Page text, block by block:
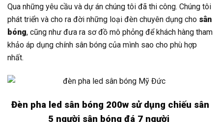
Qua những yêu cầu và dự án chúng tôi đã thi công. Chúng tôi
phát triển và cho ra đời những loại đèn chuyên dụng cho sân
bóng, cũng như đưa ra sơ đồ mô phỏng để khách hàng tham
khảo áp dụng chính sân bóng của mình sao cho phù hợp
nhất.
Đèn pha led sân bóng 200w sử dụng chiếu sân
5 người sân bóng đá 7 người